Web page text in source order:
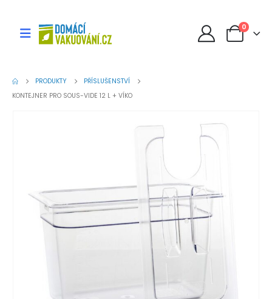
0
PRODUKTY
PŘÍSLUŠENSTVÍ
KONTEJNER PRO SOUS-VIDE 12 L + VÍKO